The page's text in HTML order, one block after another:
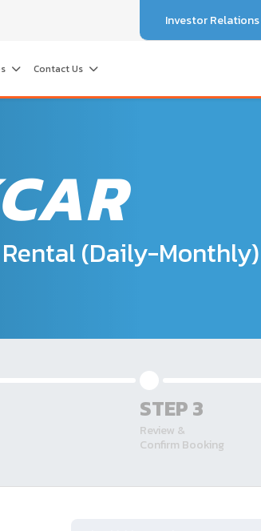
Investor Relations
Contact Us
(Daily-Monthly)
STEP 3
Review &
Confirm Booking